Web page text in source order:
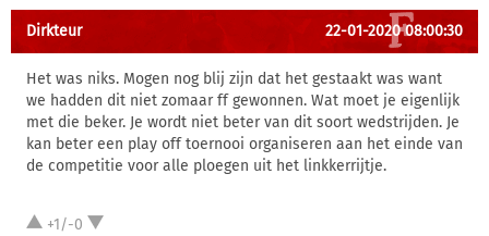
Dirkteur 22-01-2020 08:00:30
Het was niks. Mogen nog blij zijn dat het gestaakt was want
we hadden dit niet zomaar ff gewonnen. Wat moet je eigenlijk
met die beker. Je wordt niet beter van dit soort wedstrijden. Je
kan beter een play off toernooi organiseren aan het einde van
de competitie voor alle ploegen uit het linkkerrijtje.
+1/-0